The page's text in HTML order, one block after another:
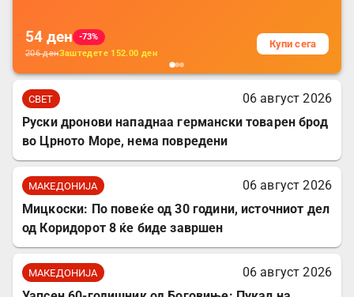
54 ден
-73%
206денЗаштедете 152.00 ден
Купи сега
СВЕТ
06 август 2026
Руски дронови нападнаа германски товарен брод
во Црното Море, нема повредени
МАКЕДОНИЈА
06 август 2026
Мицкоски: По повеќе од 30 години, источниот дел
од Коридорот 8 ќе биде завршен
МАКЕДОНИЈА
06 август 2026